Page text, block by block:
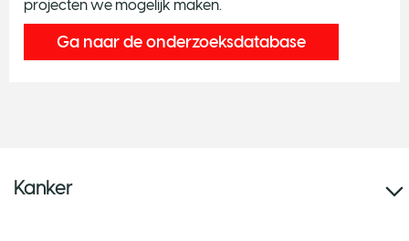
projecten we mogelijk maken.
Ga naar de onderzoeksdatabase
Kanker